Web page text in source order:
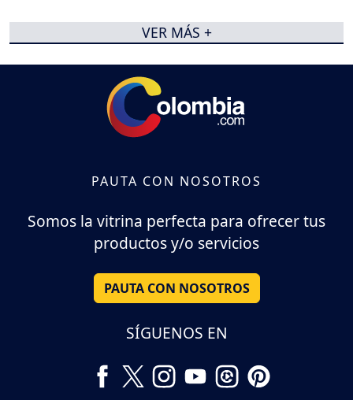
VER MÁS +
PAUTA CON NOSOTROS
Somos la vitrina perfecta para ofrecer tus
productos y/o servicios
PAUTA CON NOSOTROS
SÍGUENOS EN